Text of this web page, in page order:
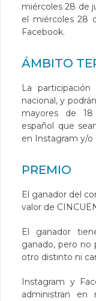
miércoles 28 de
el miércoles 28
Facebook.
ÁMBITO
La
nacional, y
mayores de
español que
en Instagram y/o
PREMIO
El ganador del
valor de
El ganador
ganado, pero no
otro distinto ni
Instagram y
administran en